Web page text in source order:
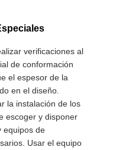
verificaciones al
de conformación
el espesor de la
en el diseño.
la instalación de los
escoger y disponer
equipos de
Usar el equipo